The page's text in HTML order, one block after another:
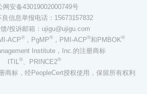
网安备43019002000749号
良信息举报电话：15673157832
/投诉邮箱：ujigu@ujigu.com
ACP®，PgMP®，PMI-ACP®和PMBOK®
Institute，Inc.的注册商标
ITIL
® 、PRINCE2®
商标，经PeopleCert授权使用，保留所有权利